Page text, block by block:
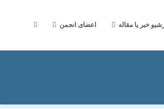
خبر یا مقاله اعضای انجمن جستجوی